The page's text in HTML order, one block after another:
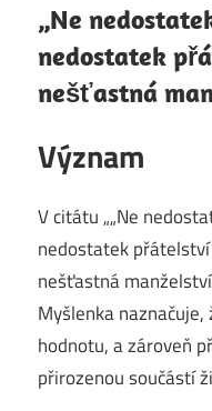
„Ne
nedostatek
nešťastná
Význam
V citátu „„Ne
nedostatek
nešťastná
Myšlenka
hodnotu, a zároveň
přirozenou součástí